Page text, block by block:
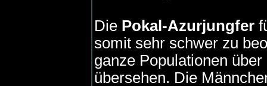
Die Pokal-Azurjungfer
somit sehr schwer zu
ganze Populationen
übersehen. Die